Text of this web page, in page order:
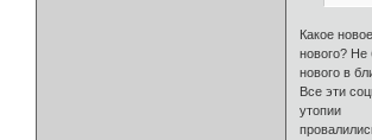
Какое
нового? Не
нового в
Все эти
утопии